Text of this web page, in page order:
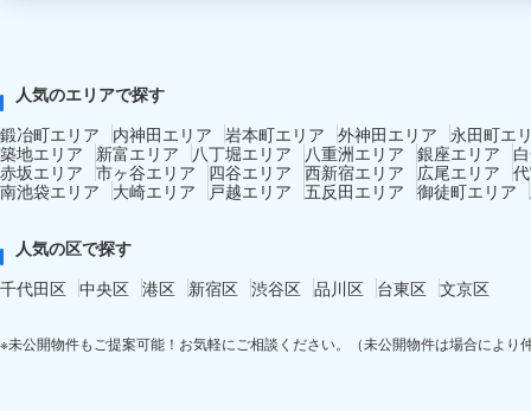
人気のエリアで探す
鍛冶町エリア
内神田エリア 岩本町エリア 外神田エリア
永田町エ
築地エリア
新富エリア 八丁堀エリア 八重洲エリア 銀座エリア
赤坂エリア 市ヶ谷エリア 四谷エリア 西新宿エリア 広尾エリア
南池袋エリア
大崎エリア 戸越エリア 五反田エリア 御徒町エリア
人気の区で探す
千代田区 中央区 港区 新宿区 渋谷区 品川区 台東区 文京区
※未公開物件もご提案可能！お気軽にご相談ください。（未公開物件は場合により